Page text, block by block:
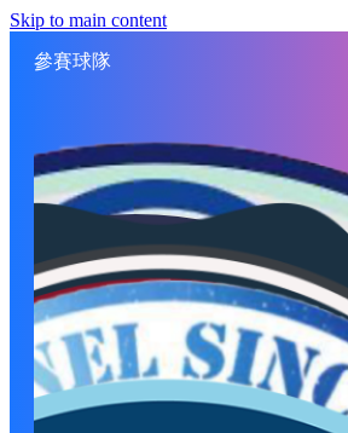
Skip to main content
參賽球隊